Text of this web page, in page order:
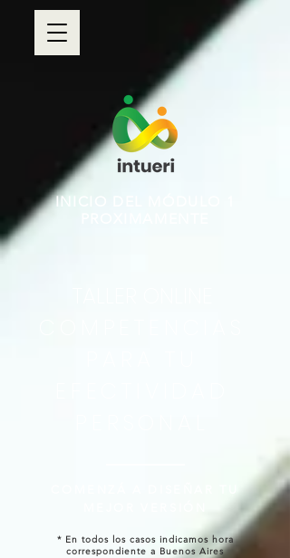
INICIO DEL MÓDULO 1
* En todos los casos indicamos hora
correspondiente a Buenos Aires